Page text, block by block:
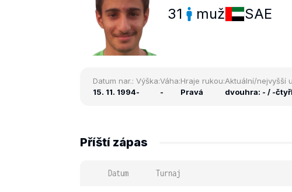
31 muž SAE
Datum nar.:
15. 11. 1994
Výška:
-
Váha:
-
Hraje rukou:
Pravá
Aktuální/nejvyšší
dvouhra: - / -
Příští zápas
Datum Turnaj